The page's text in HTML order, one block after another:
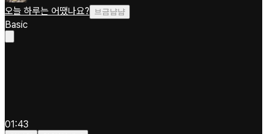
오늘 하루는 어땠나요? 브금냠냠
Basic
01:43